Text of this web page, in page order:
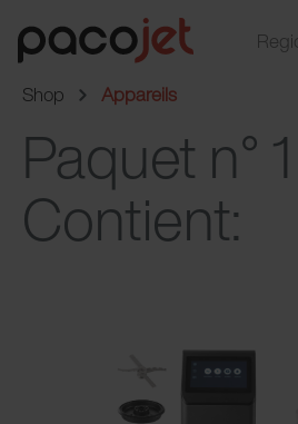
Shop
Appareils
Paquet n°
Contient: